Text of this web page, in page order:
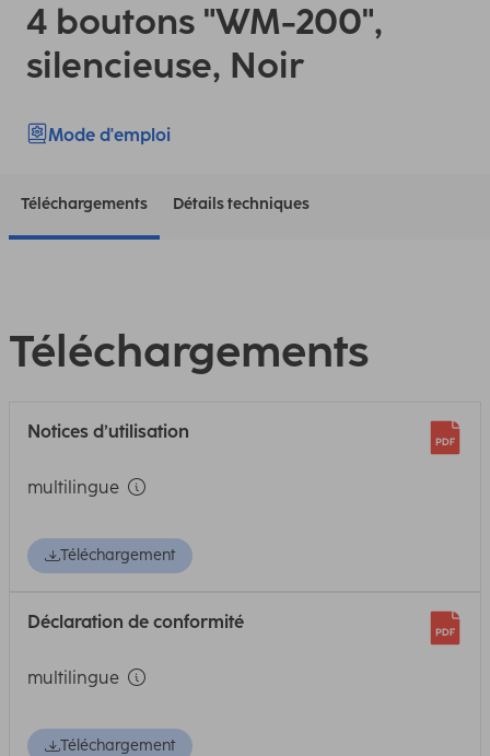
4 boutons "WM-200",
silencieuse, Noir
Mode d'emploi
Téléchargements Détails techniques
Téléchargements
Notices d’utilisation
multilingue
Téléchargement
Déclaration de conformité
multilingue
Téléchargement